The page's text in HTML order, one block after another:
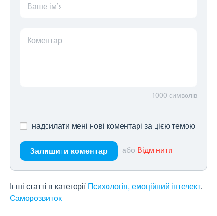
Ваше ім’я
Коментар
1000 символів
надсилати мені нові коментарі за цією темою
Залишити коментар або Відмінити
Інші статті в категорії Психологія, емоційний інтелект
Саморозвиток